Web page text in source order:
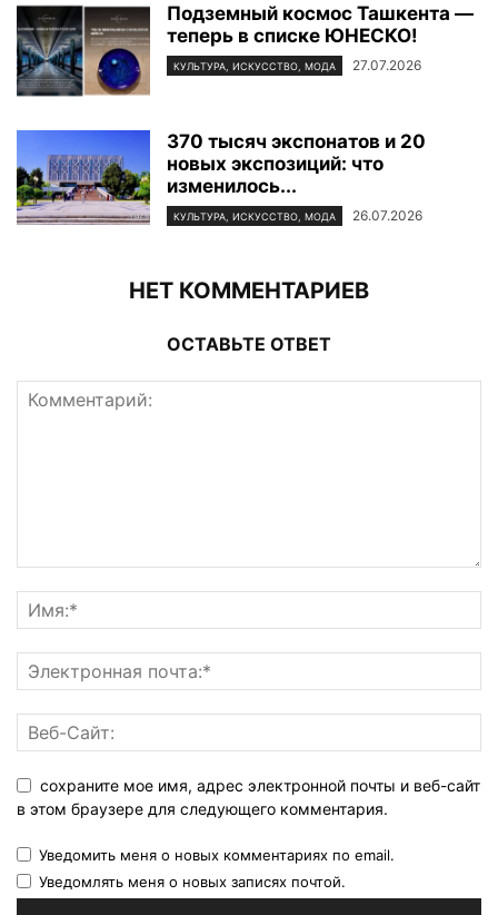
Подземный космос Ташкента —
теперь в списке ЮНЕСКО!
КУЛЬТУРА, ИСКУССТВО, МОДА 27.07.2026
370 тысяч экспонатов и 20
новых экспозиций: что
изменилось...
КУЛЬТУРА, ИСКУССТВО, МОДА 26.07.2026
НЕТ КОММЕНТАРИЕВ
ОСТАВЬТЕ ОТВЕТ
сохраните мое имя, адрес электронной почты и веб-сайт
в этом браузере для следующего комментария.
Уведомить меня о новых комментариях по email.
Уведомлять меня о новых записях почтой.